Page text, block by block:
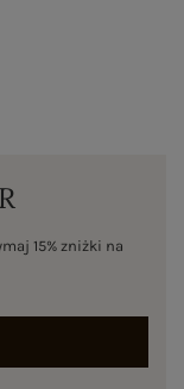
15% zniżki na